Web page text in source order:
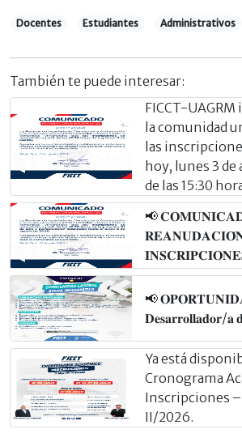
Docentes Estudiantes Administrativos
También te puede interesar:
FICCT-
la comunidad
las
hoy, lunes 3
de las 15:30
📢
📢
𝐃𝐞𝐬𝐚𝐫𝐫𝐨𝐥𝐥𝐚𝐝𝐨𝐫/𝐚
Ya está
Cronograma
Inscripciones
II/2026.